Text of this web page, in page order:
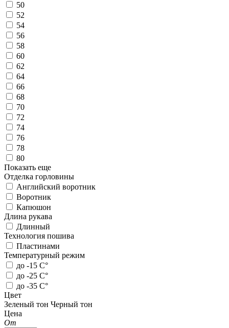
50
52
54
56
58
60
62
64
66
68
70
72
74
76
78
80
Показать еще
Отделка горловины
Английский воротник
Воротник
Капюшон
Длина рукава
Длинный
Технология пошива
Пластинами
Температурный режим
до -15 С°
до -25 С°
до -35 С°
Цвет
Зеленый тон Черный тон
Цена
От